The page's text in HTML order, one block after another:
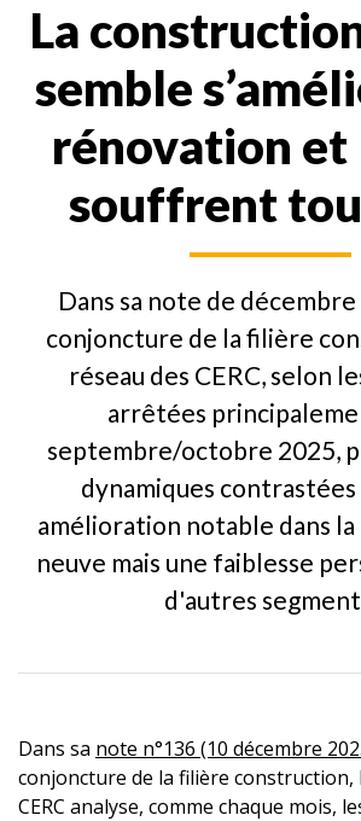
La
semble
rénovation et
souffrent
Dans sa note de
conjoncture de la filière
réseau des CERC, selon
arrêtées
septembre/octobre 2025,
dynamiques contrastées
amélioration notable dans
neuve mais une faiblesse
d'autres
Dans sa note n°136 (10 décembre
conjoncture de la filière construction,
CERC analyse, comme chaque mois,